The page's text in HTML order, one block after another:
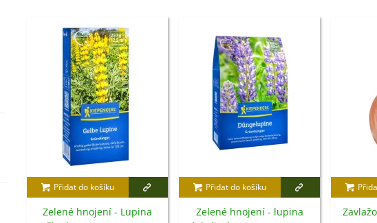
BIO Ředkev bílá Laurin -
Raphanus sativus - bio...
54 Kč
BIO Mangold duhový - Beta
vulgaris - bio semena...
53 Kč
BIO Bazalka pravá červená -
Ocimum basilicum -...
Přidat do košíku
Zelené hnojení - Lupina
Přidat do košíku
Zelené hnojení - lupina